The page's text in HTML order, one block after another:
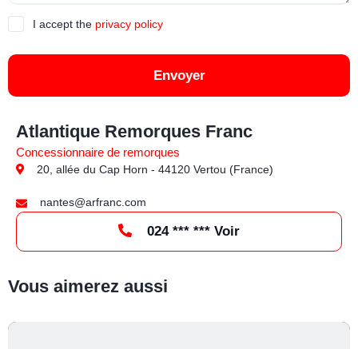
I accept the privacy policy
Envoyer
Atlantique Remorques Franc
Concessionnaire de remorques
20, allée du Cap Horn - 44120 Vertou (France)
nantes@arfranc.com
024 *** *** Voir
Vous aimerez aussi